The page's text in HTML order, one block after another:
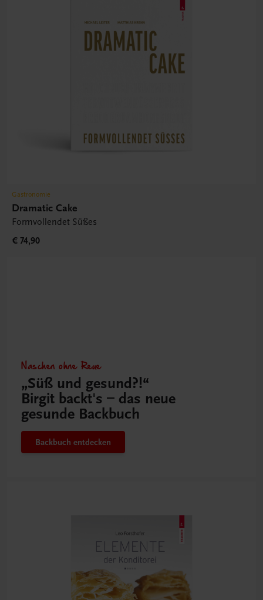
Gastronomie
Dramatic Cake
Formvollendet Süßes
€ 74,90
Naschen ohne Reue
„Süß und gesund?!“
Birgit backt's – das neue
gesunde Backbuch
Backbuch entdecken